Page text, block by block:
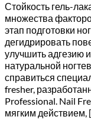
Стойкость гель-
множества
этап подготовки
дегидрировать
улучшить адгезию
натуральной
справиться
fresher,
Professional. Nail
мягким действием,